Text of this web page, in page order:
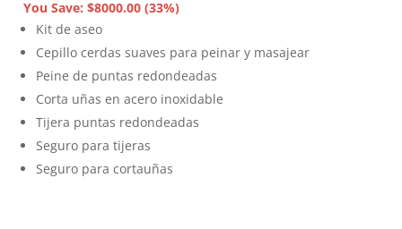
era:
$15.900.
You Save: $8000.00 (33%)
Kit de aseo
Cepillo cerdas suaves para peinar y masajear
Peine de puntas redondeadas
Corta uñas en acero inoxidable
Tijera puntas redondeadas
Seguro para tijeras
Seguro para cortauñas